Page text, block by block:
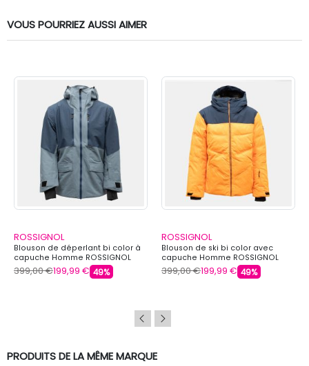
VOUS POURRIEZ AUSSI AIMER
ROSSIGNOL
Blouson de déperlant bi color à
capuche Homme ROSSIGNOL
399,00 €199,99 € 49%
ROSSIGNOL
Blouson de ski bi color avec
capuche Homme ROSSIGNOL
399,00 €199,99 € 49%
PRODUITS DE LA MÊME MARQUE